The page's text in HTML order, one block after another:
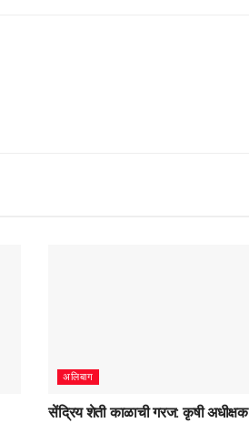
अलिबाग
सेंद्रिय शेती काळाची गरज: कृषी अधीक्षक